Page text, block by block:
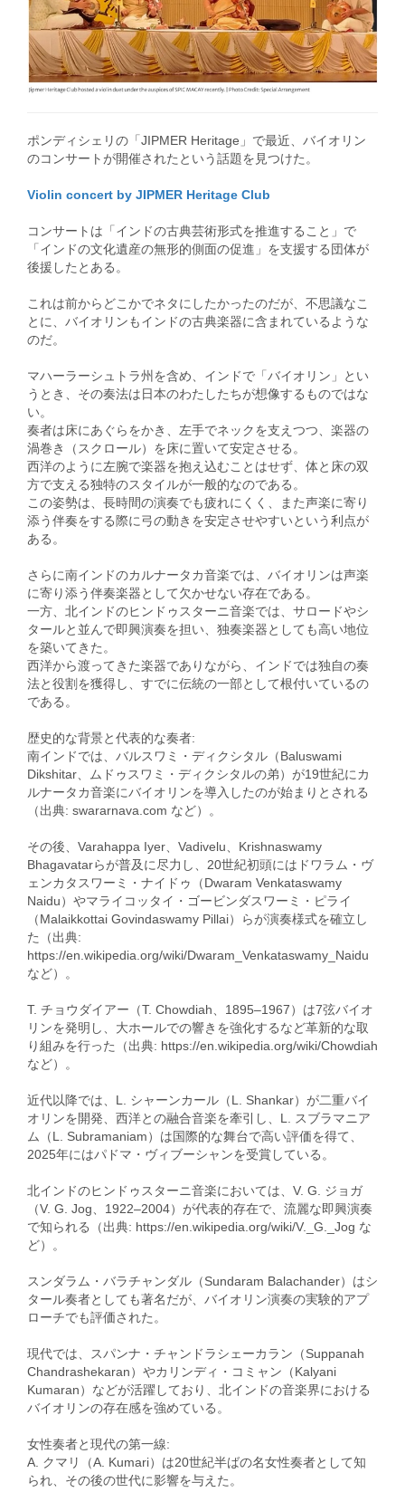
ポンディシェリの「JIPMER Heritage」で最近、バイオリン
のコンサートが開催されたという話題を見つけた。
Violin concert by JIPMER Heritage Club
コンサートは「インドの古典芸術形式を推進すること」で
「インドの文化遺産の無形的側面の促進」を支援する団体が
後援したとある。
これは前からどこかでネタにしたかったのだが、不思議なこ
とに、バイオリンもインドの古典楽器に含まれているような
のだ。
マハーラーシュトラ州を含め、インドで「バイオリン」とい
うとき、その奏法は日本のわたしたちが想像するものではな
い。
奏者は床にあぐらをかき、左手でネックを支えつつ、楽器の
渦巻き（スクロール）を床に置いて安定させる。
西洋のように左腕で楽器を抱え込むことはせず、体と床の双
方で支える独特のスタイルが一般的なのである。
この姿勢は、長時間の演奏でも疲れにくく、また声楽に寄り
添う伴奏をする際に弓の動きを安定させやすいという利点が
ある。
さらに南インドのカルナータカ音楽では、バイオリンは声楽
に寄り添う伴奏楽器として欠かせない存在である。
一方、北インドのヒンドゥスターニ音楽では、サロードやシ
タールと並んで即興演奏を担い、独奏楽器としても高い地位
を築いてきた。
西洋から渡ってきた楽器でありながら、インドでは独自の奏
法と役割を獲得し、すでに伝統の一部として根付いているの
である。
歴史的な背景と代表的な奏者:
南インドでは、バルスワミ・ディクシタル（Baluswami
Dikshitar、ムドゥスワミ・ディクシタルの弟）が19世紀にカ
ルナータカ音楽にバイオリンを導入したのが始まりとされる
（出典: swararnava.com など）。
その後、Varahappa Iyer、Vadivelu、Krishnaswamy
Bhagavatarらが普及に尽力し、20世紀初頭にはドワラム・ヴ
ェンカタスワーミ・ナイドゥ（Dwaram Venkataswamy
Naidu）やマライコッタイ・ゴービンダスワーミ・ピライ
（Malaikkottai Govindaswamy Pillai）らが演奏様式を確立し
た（出典:
https://en.wikipedia.org/wiki/Dwaram_Venkataswamy_Naidu
など）。
T. チョウダイアー（T. Chowdiah、1895–1967）は7弦バイオ
リンを発明し、大ホールでの響きを強化するなど革新的な取
り組みを行った（出典: https://en.wikipedia.org/wiki/Chowdiah
など）。
近代以降では、L. シャーンカール（L. Shankar）が二重バイ
オリンを開発、西洋との融合音楽を牽引し、L. スブラマニア
ム（L. Subramaniam）は国際的な舞台で高い評価を得て、
2025年にはパドマ・ヴィブーシャンを受賞している。
北インドのヒンドゥスターニ音楽においては、V. G. ジョガ
（V. G. Jog、1922–2004）が代表的存在で、流麗な即興演奏
で知られる（出典: https://en.wikipedia.org/wiki/V._G._Jog な
ど）。
スンダラム・バラチャンダル（Sundaram Balachander）はシ
タール奏者としても著名だが、バイオリン演奏の実験的アプ
ローチでも評価された。
現代では、スパンナ・チャンドラシェーカラン（Suppanah
Chandrashekaran）やカリンディ・コミャン（Kalyani
Kumaran）などが活躍しており、北インドの音楽界における
バイオリンの存在感を強めている。
女性奏者と現代の第一線:
A. クマリ（A. Kumari）は20世紀半ばの名女性奏者として知
られ、その後の世代に影響を与えた。